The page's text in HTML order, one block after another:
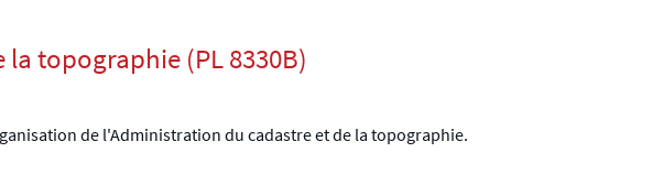
topographie (PL 8330B)
de l'Administration du cadastre et de la topographie.